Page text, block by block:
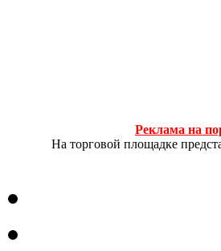
Реклама на
На торговой площадке